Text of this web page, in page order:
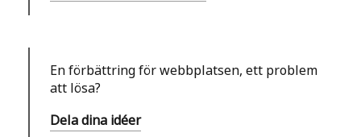
En förbättring för webbplatsen, ett problem
att lösa?
Dela dina idéer